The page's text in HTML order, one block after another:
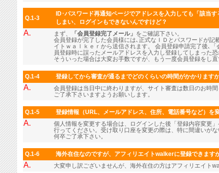
Q.1-3
ID･パスワード再通知ページでアドレスを入力しても「該当
しまい、ログインもできないんですけど？
A. まず、 「会員登録完了メール」 をご確認下さい。
会員登録が完了した会員様には､正式なＩＤとパスワードが
イトｗａｌｋｅｒから送信されます。 会員登録申請完了後､
員登録時に誤ったメールアドレスを入力し登録してしまった
そういった場合は大変お手数ですが、もう一度会員登録をし
Q.1-4 登録してから審査が通るまでどのくらいの時間がかかります
A.
会員登録は当日中に終わりますが、サイト審査は数日のお時
ご了承下さいますようお願いします。
Q.1-5 登録情報（URL、メールアドレス、住所、電話番号など）を
A.
個人情報を変更する場合は、ログインした後「登録内容変更
行ってください。受け取り口座を変更の際は、特に間違いが
何卒ご了承下さい。
Q.1-6 海外在住なのですが、アフィリエイトwalkerに登録できます
A. 大変申し訳ございませんが、海外在住の方はアフィリエイト